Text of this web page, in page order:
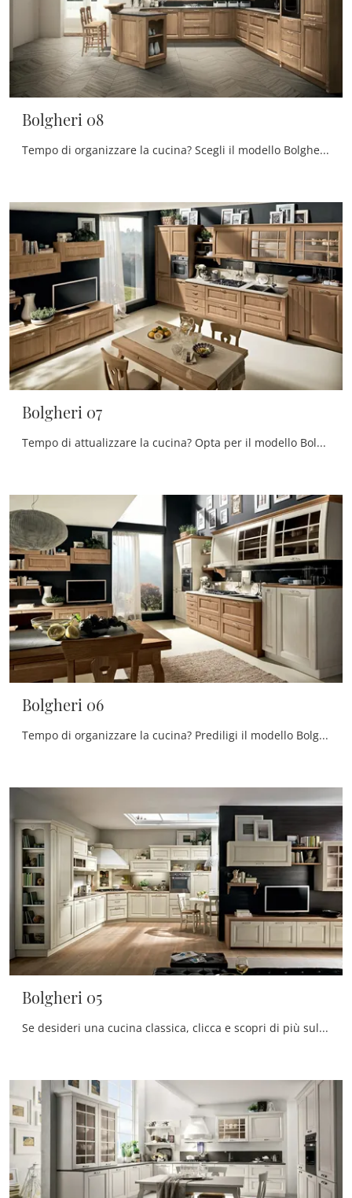
Bolgheri 08
Tempo di organizzare la cucina? Scegli il modello Bolgheri 08 Stosa tra le nostre Cucine Classiche con penisola.
Bolgheri 07
Tempo di attualizzare la cucina? Opta per il modello Bolgheri 07 Stosa tra le nostre Cucine Classiche in linea.
Bolgheri 06
Tempo di organizzare la cucina? Prediligi il modello Bolgheri 06 Stosa tra le nostre Cucine Classiche in linea.
Bolgheri 05
Se desideri una cucina classica, clicca e scopri di più sul modello Bolgheri 05 Stosa.